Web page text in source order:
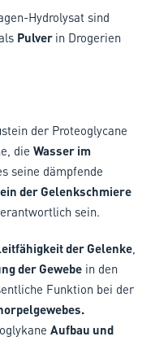
Hydrolysat sind
Pulver in Drogerien
der Proteoglycane
die Wasser im
seine dämpfende
der Gelenkschmiere
sein.
der Gelenke,
der Gewebe in den
Funktion bei der
Aufbau und